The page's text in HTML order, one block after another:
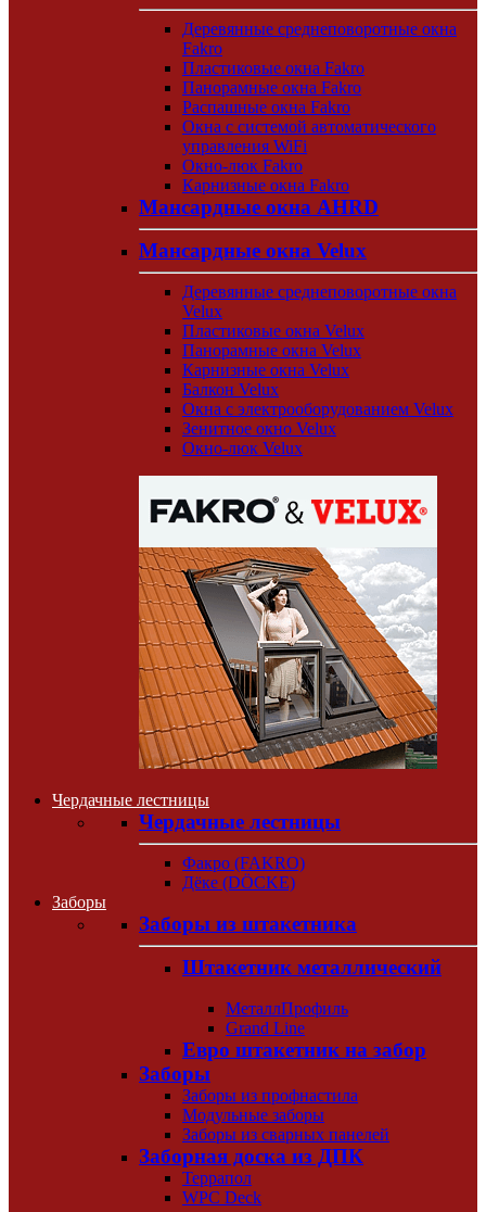
Деревянные среднеповоротные окна
Fakro
Пластиковые окна Fakro
Панорамные окна Fakro
Распашные окна Fakro
Окна с системой автоматического
управления WiFi
Окно-люк Fakro
Карнизные окна Fakro
Мансардные окна AHRD
Мансардные окна Velux
Деревянные среднеповоротные окна
Velux
Пластиковые окна Velux
Панорамные окна Velux
Карнизные окна Velux
Балкон Velux
Окна с электрооборудованием Velux
Зенитное окно Velux
Окно-люк Velux
Чердачные лестницы
Чердачные лестницы
Факро (FAKRO)
Дёке (DÖCKE)
Заборы
Заборы из штакетника
Штакетник металлический
МеталлПрофиль
Grand Line
Евро штакетник на забор
Заборы
Заборы из профнастила
Модульные заборы
Заборы из сварных панелей
Заборная доска из ДПК
Террапол
WPC Deck